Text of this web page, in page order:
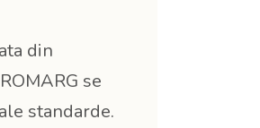
din
se
standarde.